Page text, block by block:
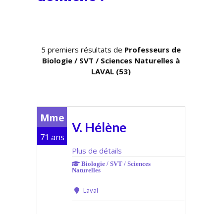
5 premiers résultats de Professeurs de
Biologie / SVT / Sciences Naturelles à
LAVAL (53)
Mme
71 ans
V. Hélène
Plus de détails
Biologie / SVT / Sciences
Naturelles
Laval